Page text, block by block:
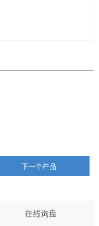
下一个产品
在线询盘